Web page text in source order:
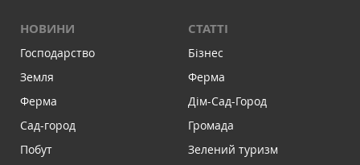
НОВИНИ
Господарство
Земля
Ферма
Сад-город
Побут
СТАТТІ
Бізнес
Ферма
Дім-Сад-Город
Громада
Зелений туризм